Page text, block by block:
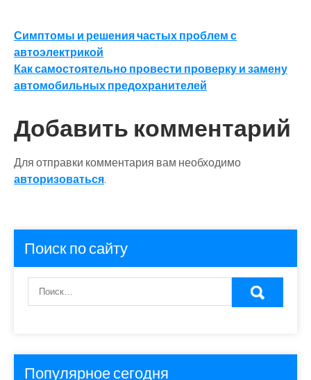
Навигация
по
записям
Симптомы и решения частых проблем с
автоэлектрикой
Как самостоятельно провести проверку и замену
автомобильных предохранителей
Добавить комментарий
Для отправки комментария вам необходимо
авторизоваться.
Поиск по сайту
Популярное сегодня